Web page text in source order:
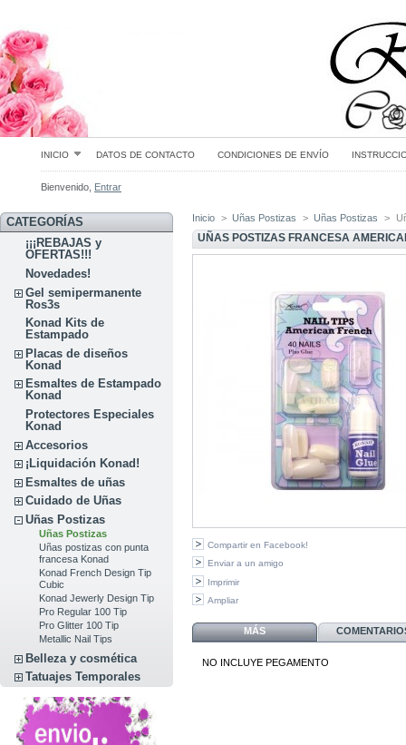
INICIO DATOS DE CONTACTO CONDICIONES DE ENVÍO
Bienvenido, Entrar
CATEGORÍAS
¡¡¡REBAJAS y
OFERTAS!!!
Novedades!
Gel semipermanente
Ros3s
Konad Kits de
Estampado
Placas de diseños
Konad
Esmaltes de Estampado
Konad
Protectores Especiales
Konad
Accesorios
¡Liquidación Konad!
Esmaltes de uñas
Cuidado de Uñas
Uñas Postizas
Uñas Postizas
Uñas postizas con punta
francesa Konad
Konad French Design Tip
Cubic
Konad Jewerly Design Tip
Pro Regular 100 Tip
Pro Glitter 100 Tip
Metallic Nail Tips
Belleza y cosmética
Tatuajes Temporales
Inicio > Uñas Postizas > Uñas Postizas >
UÑAS POSTIZAS FRANCESA
Compartir en Facebook!
Enviar a un amigo
Imprimir
Ampliar
MÁS
NO INCLUYE PEGAMENTO